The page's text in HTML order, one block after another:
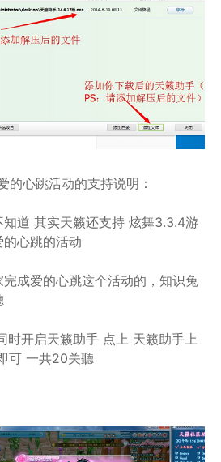
的心跳活动的支持说明：
道 其实天籁还支持 炫舞3.3.4游
心跳的活动
成爱的心跳这个活动的，知识兔
时开启天籁助手 点上 天籁助手上
可 一共20关聽